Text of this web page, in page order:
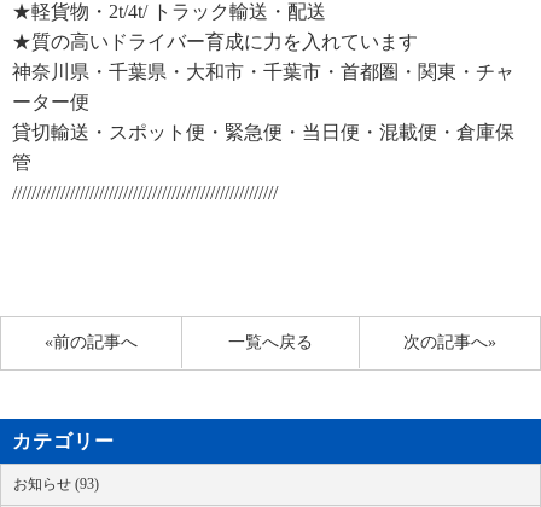
★軽貨物・2t/4t/ トラック輸送・配送
★質の高いドライバー育成に力を入れています
神奈川県・千葉県・大和市・千葉市・首都圏・関東・チャ
ーター便
貸切輸送・スポット便・緊急便・当日便・混載便・倉庫保
管
///////////////////////////////////////////////////////
«前の記事へ 次の記事へ»
一覧へ戻る
カテゴリー
お知らせ (93)